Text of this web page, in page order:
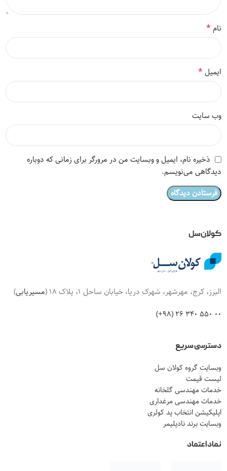
نام*
ایمیل*
وب‌ سایت
ذخیره نام، ایمیل و وبسایت من در مرورگر برای زمانی که دوباره
دیدگاهی می‌نویسم.
کولان‌سل
البرز، کرج، مهرشهر، شهرک دریا، خیابان ساحل 1، پلاک 18 ( مسیریابی)
00 550 340 26 (98+)
دسترسی سریع
وبسایت گروه کولان سل
لیست قیمت
خدمات مهندسی گلخانه
خدمات مهندسی مرغداری
اپلیکیشن انتخاب پد کولری
وبسایت برند نادپلیمر
نماد اعتماد